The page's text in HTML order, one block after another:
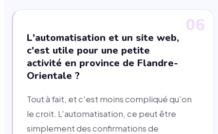
06
L'automatisation et un site web,
c'est utile pour une petite
activité en province de Flandre-
Orientale ?
Tout à fait, et c'est moins compliqué qu'on
le croit. L'automatisation, ce peut être
simplement des confirmations de